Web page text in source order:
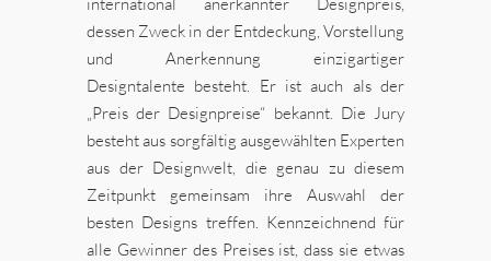
dessen Zweck in der Entdeckung, Vorstellung
und Anerkennung einzigartiger
Designtalente besteht. Er ist auch als der
„Preis der Designpreise“ bekannt. Die Jury
besteht aus sorgfältig ausgewählten Experten
aus der Designwelt, die genau zu diesem
Zeitpunkt gemeinsam ihre Auswahl der
besten Designs treffen. Kennzeichnend für
alle Gewinner des Preises ist, dass sie etwas